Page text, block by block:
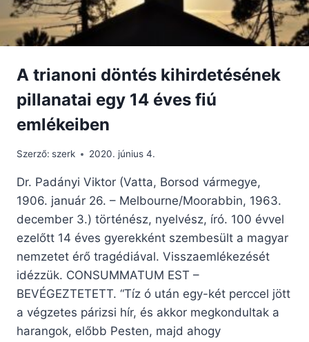
A trianoni döntés kihirdetésének
pillanatai egy 14 éves fiú
emlékeiben
Szerző: szerk 2020. június 4.
Dr. Padányi Viktor (Vatta, Borsod vármegye,
1906. január 26. – Melbourne/Moorabbin, 1963.
december 3.) történész, nyelvész, író. 100 évvel
ezelőtt 14 éves gyerekként szembesült a magyar
nemzetet érő tragédiával. Visszaemlékezését
idézzük. CONSUMMATUM EST –
BEVÉGEZTETETT. “Tíz ó után egy-két perccel jött
a végzetes párizsi hír, és akkor megkondultak a
harangok, előbb Pesten, majd ahogy